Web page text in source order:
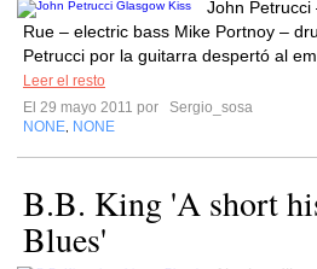
John Petrucci
Rue – electric bass Mike Portnoy –
Petrucci por la guitarra despertó al
Leer el resto
El 29 mayo 2011 por
Sergio_sosa
NONE NONE
B.B. King 'A short
Blues'